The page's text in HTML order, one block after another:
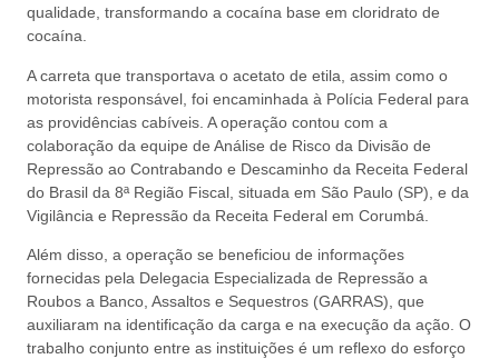
qualidade, transformando a cocaína base em cloridrato de
cocaína.
A carreta que transportava o acetato de etila, assim como o
motorista responsável, foi encaminhada à Polícia Federal para
as providências cabíveis. A operação contou com a
colaboração da equipe de Análise de Risco da Divisão de
Repressão ao Contrabando e Descaminho da Receita Federal
do Brasil da 8ª Região Fiscal, situada em São Paulo (SP), e da
Vigilância e Repressão da Receita Federal em Corumbá.
Além disso, a operação se beneficiou de informações
fornecidas pela Delegacia Especializada de Repressão a
Roubos a Banco, Assaltos e Sequestros (GARRAS), que
auxiliaram na identificação da carga e na execução da ação. O
trabalho conjunto entre as instituições é um reflexo do esforço